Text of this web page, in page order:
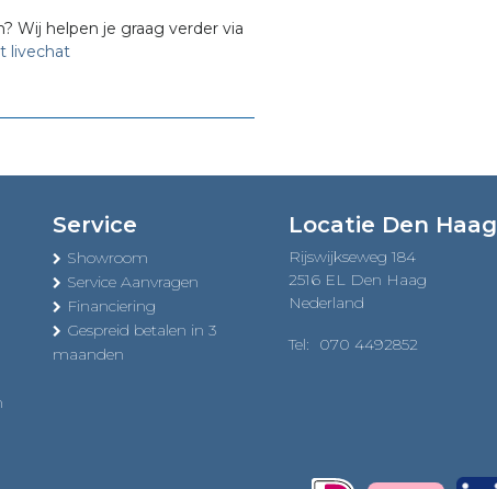
Wij helpen je graag verder via
livechat
Service
Showroom
Service Aanvragen
Financiering
Gespreid betalen in 3
maanden
Locatie Den Haag
Rijswijkseweg 184
2516 EL Den Haag
Nederland
Tel: 070 4492852